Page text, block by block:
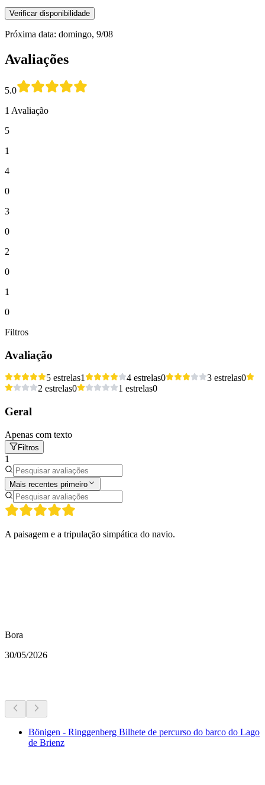
Verificar disponibilidade
Próxima data: domingo, 9/08
Avaliações
5.0
1 Avaliação
5
1
4
0
3
0
2
0
1
0
Filtros
Avaliação
5 estrelas1 4 estrelas0 3 estrelas0
2 estrelas0 1 estrelas0
Geral
Apenas com texto
Filtros
1
Mais recentes primeiro
A paisagem e a tripulação simpática do navio.
Bora
30/05/2026
Bönigen - Ringgenberg Bilhete de percurso do barco do Lago
de Brienz